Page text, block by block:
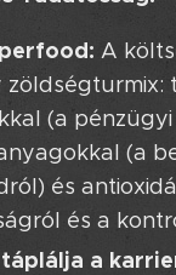
A
zöldségturmix:
(a
(a
és
és a
a